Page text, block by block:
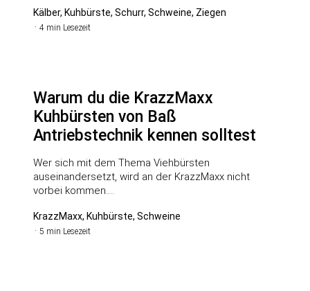
Kälber, Kuhbürste, Schurr, Schweine, Ziegen
4 min Lesezeit
Warum du die KrazzMaxx
Kuhbürsten von Baß
Antriebstechnik kennen solltest
Wer sich mit dem Thema Viehbürsten
auseinandersetzt, wird an der KrazzMaxx nicht
vorbei kommen.…
KrazzMaxx, Kuhbürste, Schweine
5 min Lesezeit